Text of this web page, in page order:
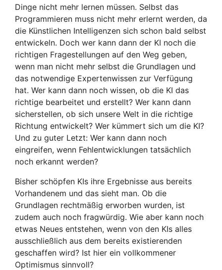
Dinge nicht mehr lernen müssen. Selbst das
Programmieren muss nicht mehr erlernt werden, da
die Künstlichen Intelligenzen sich schon bald selbst
entwickeln. Doch wer kann dann der KI noch die
richtigen Fragestellungen auf den Weg geben,
wenn man nicht mehr selbst die Grundlagen und
das notwendige Expertenwissen zur Verfügung
hat. Wer kann dann noch wissen, ob die KI das
richtige bearbeitet und erstellt? Wer kann dann
sicherstellen, ob sich unsere Welt in die richtige
Richtung entwickelt? Wer kümmert sich um die KI?
Und zu guter Letzt: Wer kann dann noch
eingreifen, wenn Fehlentwicklungen tatsächlich
noch erkannt werden?
Bisher schöpfen KIs ihre Ergebnisse aus bereits
Vorhandenem und das sieht man. Ob die
Grundlagen rechtmäßig erworben wurden, ist
zudem auch noch fragwürdig. Wie aber kann noch
etwas Neues entstehen, wenn von den KIs alles
ausschließlich aus dem bereits existierenden
geschaffen wird? Ist hier ein vollkommener
Optimismus sinnvoll?